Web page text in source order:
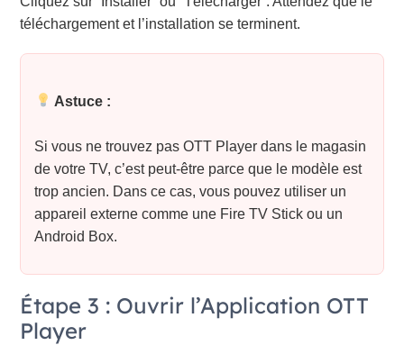
téléchargement et l’installation se terminent.
Astuce :
Si vous ne trouvez pas OTT Player dans le magasin
de votre TV, c’est peut-être parce que le modèle est
trop ancien. Dans ce cas, vous pouvez utiliser un
appareil externe comme une Fire TV Stick ou un
Android Box.
Étape 3 : Ouvrir l’Application OTT
Player